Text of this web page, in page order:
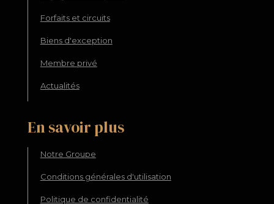
Forfaits et circuits
Biens d'exception
Membre privé
Actualités
En savoir plus
Notre Groupe
Conditions générales d'utilisation
Politique de confidentialité